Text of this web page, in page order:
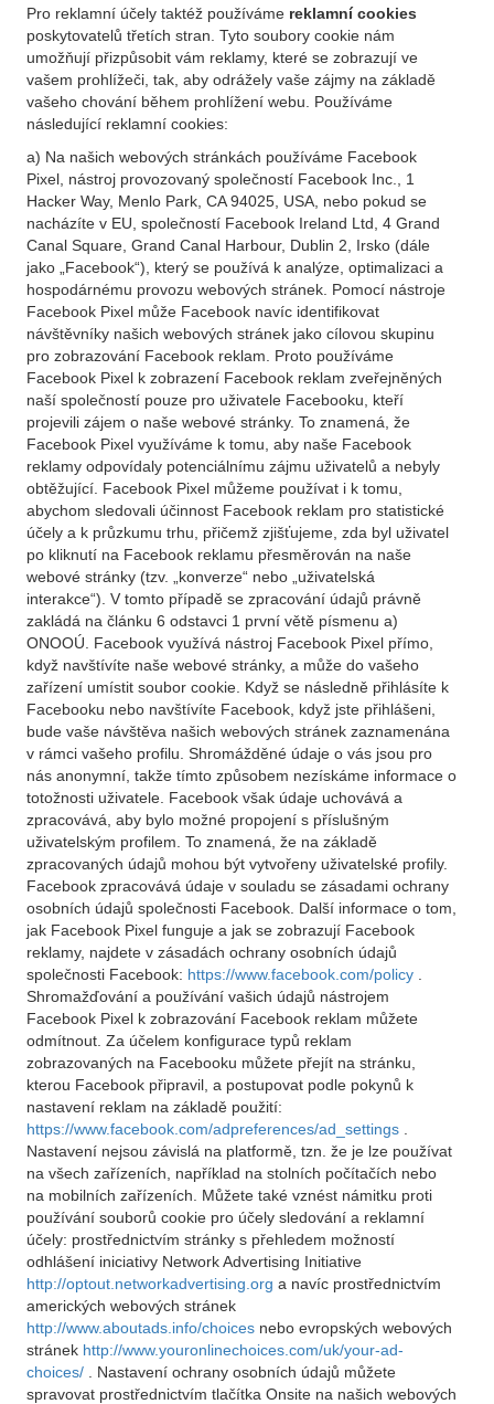
Pro reklamní účely taktéž používáme reklamní cookies
poskytovatelů třetích stran. Tyto soubory cookie nám
umožňují přizpůsobit vám reklamy, které se zobrazují ve
vašem prohlížeči, tak, aby odrážely vaše zájmy na základě
vašeho chování během prohlížení webu. Používáme
následující reklamní cookies:
a) Na našich webových stránkách používáme Facebook
Pixel, nástroj provozovaný společností Facebook Inc., 1
Hacker Way, Menlo Park, CA 94025, USA, nebo pokud se
nacházíte v EU, společností Facebook Ireland Ltd, 4 Grand
Canal Square, Grand Canal Harbour, Dublin 2, Irsko (dále
jako „Facebook“), který se používá k analýze, optimalizaci a
hospodárnému provozu webových stránek. Pomocí nástroje
Facebook Pixel může Facebook navíc identifikovat
návštěvníky našich webových stránek jako cílovou skupinu
pro zobrazování Facebook reklam. Proto používáme
Facebook Pixel k zobrazení Facebook reklam zveřejněných
naší společností pouze pro uživatele Facebooku, kteří
projevili zájem o naše webové stránky. To znamená, že
Facebook Pixel využíváme k tomu, aby naše Facebook
reklamy odpovídaly potenciálnímu zájmu uživatelů a nebyly
obtěžující. Facebook Pixel můžeme používat i k tomu,
abychom sledovali účinnost Facebook reklam pro statistické
účely a k průzkumu trhu, přičemž zjišťujeme, zda byl uživatel
po kliknutí na Facebook reklamu přesměrován na naše
webové stránky (tzv. „konverze“ nebo „uživatelská
interakce“). V tomto případě se zpracování údajů právně
zakládá na článku 6 odstavci 1 první větě písmenu a)
ONOOÚ. Facebook využívá nástroj Facebook Pixel přímo,
když navštívíte naše webové stránky, a může do vašeho
zařízení umístit soubor cookie. Když se následně přihlásíte k
Facebooku nebo navštívíte Facebook, když jste přihlášeni,
bude vaše návštěva našich webových stránek zaznamenána
v rámci vašeho profilu. Shromážděné údaje o vás jsou pro
nás anonymní, takže tímto způsobem nezískáme informace o
totožnosti uživatele. Facebook však údaje uchovává a
zpracovává, aby bylo možné propojení s příslušným
uživatelským profilem. To znamená, že na základě
zpracovaných údajů mohou být vytvořeny uživatelské profily.
Facebook zpracovává údaje v souladu se zásadami ochrany
osobních údajů společnosti Facebook. Další informace o tom,
jak Facebook Pixel funguje a jak se zobrazují Facebook
reklamy, najdete v zásadách ochrany osobních údajů
společnosti Facebook: https://www.facebook.com/policy
Shromažďování a používání vašich údajů nástrojem
Facebook Pixel k zobrazování Facebook reklam můžete
odmítnout. Za účelem konfigurace typů reklam
zobrazovaných na Facebooku můžete přejít na stránku,
kterou Facebook připravil, a postupovat podle pokynů k
nastavení reklam na základě použití:
https://www.facebook.com/adpreferences/ad_settings
Nastavení nejsou závislá na platformě, tzn. že je lze používat
na všech zařízeních, například na stolních počítačích nebo
na mobilních zařízeních. Můžete také vznést námitku proti
používání souborů cookie pro účely sledování a reklamní
účely: prostřednictvím stránky s přehledem možností
odhlášení iniciativy Network Advertising Initiative
http://optout.networkadvertising.org a navíc prostřednictvím
amerických webových stránek
http://www.aboutads.info/choices nebo evropských webových
stránek http://www.youronlinechoices.com/uk/your-ad-
choices/
. Nastavení ochrany osobních údajů můžete
spravovat prostřednictvím tlačítka Onsite na našich webových